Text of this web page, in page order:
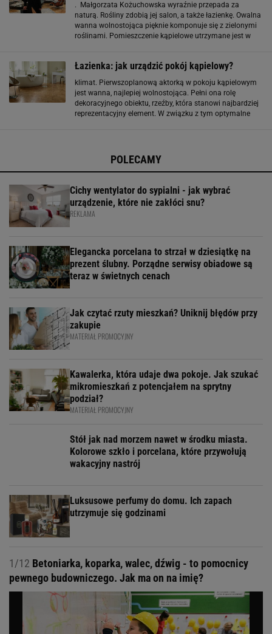
. Małgorzata Kożuchowska wyraźnie przepada za
naturą. Rośliny zdobią jej salon, a także łazienkę. Owalna
wanna wolnostojąca pięknie komponuje się z zielonymi
roślinami. Pomieszczenie kąpielowe utrzymane jest w
Łazienka: jak urządzić pokój kąpielowy?
klimat. Pierwszoplanową aktorką w pokoju kąpielowym
jest wanna, najlepiej wolnostojąca. Pełni ona rolę
dekoracyjnego obiektu, rzeźby, która stanowi najbardziej
reprezentacyjny element. W związku z tym optymalne
POLECAMY
Cichy wentylator do sypialni - jak wybrać
urządzenie, które nie zakłóci snu?
REKLAMA
Elegancka porcelana to strzał w dziesiątkę na
prezent ślubny. Porządne serwisy obiadowe są
teraz w świetnych cenach
Jak czytać rzuty mieszkań? Uniknij błędów przy
zakupie
MATERIAŁ PROMOCYJNY
Kawalerka, która udaje dwa pokoje. Jak szukać
mikromieszkań z potencjałem na sprytny
podział?
MATERIAŁ PROMOCYJNY
Stół jak nad morzem nawet w środku miasta.
Kolorowe szkło i porcelana, które przywołują
wakacyjny nastrój
Luksusowe perfumy do domu. Ich zapach
utrzymuje się godzinami
1/12 Betoniarka, koparka, walec, dźwig - to pomocnicy
pewnego budowniczego. Jak ma on na imię?